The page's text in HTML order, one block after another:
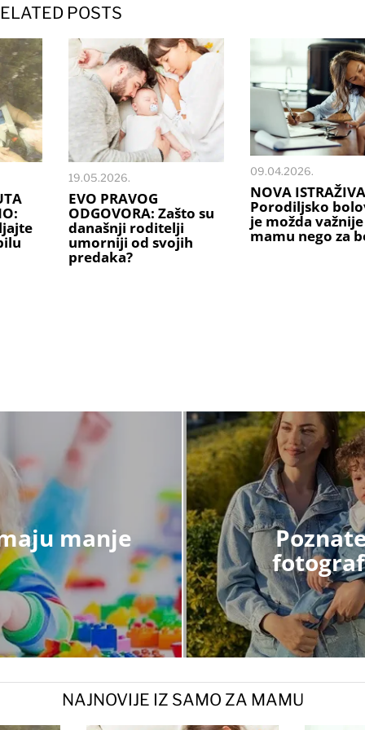
POSTS
19.05.2026.
EVO PRAVOG
ODGOVORA: Zašto su
današnji roditelji
umorniji od svojih
predaka?
09.04.2026.
NOVA
Porodiljsko
je možda važnije
mamu nego za
manje
NAJNOVIJE IZ SAMO ZA MAMU